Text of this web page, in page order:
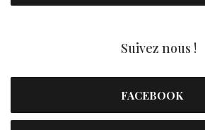
Suivez nous !
FACEBOOK